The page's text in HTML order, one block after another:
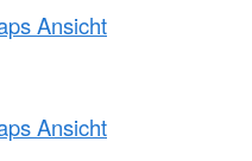
Ansicht
Ansicht